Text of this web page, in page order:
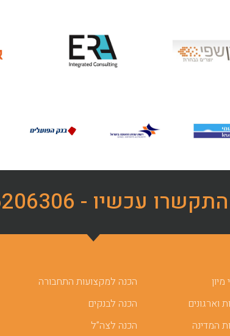
התקשרו עכשיו - 03-6206306
וארגונים
המדינה
הכנה למקצועות התחבורה
הכנה לבנקים
הכנה לצה”ל